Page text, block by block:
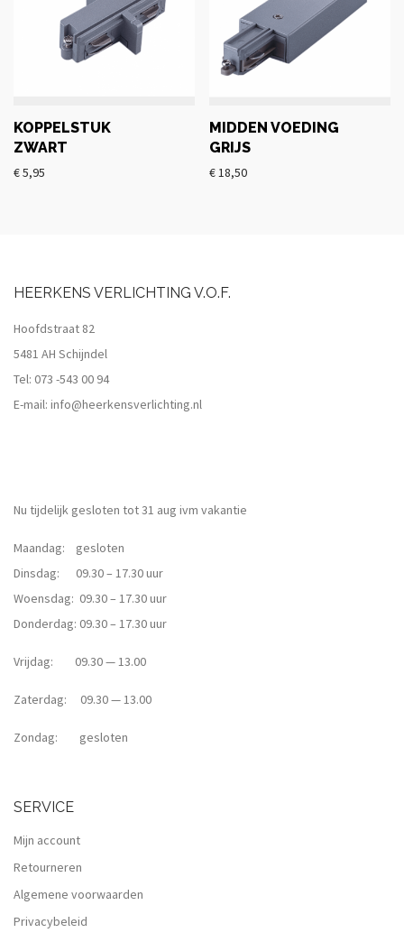
KOPPELSTUK
ZWART
€5,95
MIDDEN VOEDING
GRIJS
€ 18,50
HEERKENS VERLICHTING V.O.F.
Hoofdstraat 82
5481 AH Schijndel
Tel: 073 -543 00 94
E-mail: info@heerkensverlichting.nl
Nu tijdelijk gesloten tot 31 aug ivm vakantie
Maandag: gesloten
Dinsdag: 09.30 – 17.30 uur
Woensdag: 09.30 – 17.30 uur
Donderdag: 09.30 – 17.30 uur
Vrijdag: 09.30 — 13.00
Zaterdag: 09.30 — 13.00
Zondag: gesloten
SERVICE
Mijn account
Retourneren
Algemene voorwaarden
Privacybeleid